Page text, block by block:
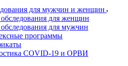
для мужчин и женщин
для женщин
для мужчин
программы
COVID-19 и ОРВИ